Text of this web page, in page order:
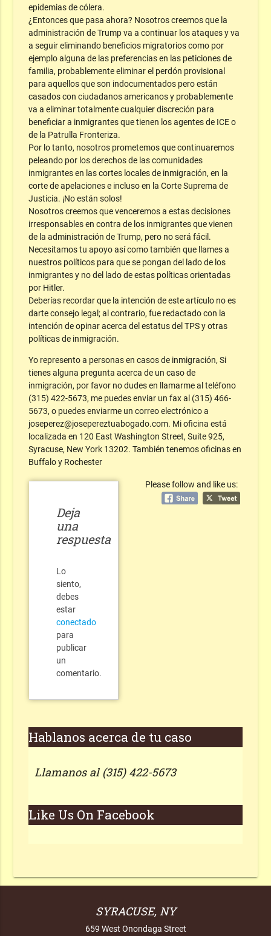
epidemias de cólera.
¿Entonces que pasa ahora? Nosotros creemos que la
administración de Trump va a continuar los ataques y va
a seguir eliminando beneficios migratorios como por
ejemplo alguna de las preferencias en las peticiones de
familia, probablemente eliminar el perdón provisional
para aquellos que son indocumentados pero están
casados con ciudadanos americanos y probablemente
va a eliminar totalmente cualquier discreción para
beneficiar a inmigrantes que tienen los agentes de ICE o
de la Patrulla Fronteriza.
Por lo tanto, nosotros prometemos que continuaremos
peleando por los derechos de las comunidades
inmigrantes en las cortes locales de inmigración, en la
corte de apelaciones e incluso en la Corte Suprema de
Justicia. ¡No están solos!
Nosotros creemos que venceremos a estas decisiones
irresponsables en contra de los inmigrantes que vienen
de la administración de Trump, pero no será fácil.
Necesitamos tu apoyo así como también que llames a
nuestros políticos para que se pongan del lado de los
inmigrantes y no del lado de estas políticas orientadas
por Hitler.
Deberías recordar que la intención de este artículo no es
darte consejo legal; al contrario, fue redactado con la
intención de opinar acerca del estatus del TPS y otras
políticas de inmigración.
Yo represento a personas en casos de inmigración, Si
tienes alguna pregunta acerca de un caso de
inmigración, por favor no dudes en llamarme al teléfono
(315) 422-5673, me puedes enviar un fax al (315) 466-
5673, o puedes enviarme un correo electrónico a
joseperez@josepereztuabogado.com. Mi oficina está
localizada en 120 East Washington Street, Suite 925,
Syracuse, New York 13202. También tenemos oficinas en
Buffalo y Rochester
Please follow and like us:
Deja
una
respuesta
Lo
siento,
debes
estar
conectado
para
publicar
un
comentario.
Hablanos acerca de tu caso
Llamanos al (315) 422-5673
Like Us On Facebook
SYRACUSE, NY
659 West Onondaga Street